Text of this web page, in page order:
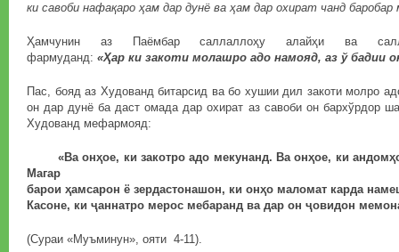
ки савоби нафақаро ҳам дар дунё ва ҳам дар охират чанд баробар
Ҳамчунин аз Паёмбар саллаллоҳу алайҳи ва
фармуданд: «Ҳар ки закоти молашро адо намояд, аз ў бадии
Пас, бояд аз Худованд битарсид ва бо хушии дил закоти молро
он дар дунё ба даст омада дар охират аз савоби он бархўрдор
Худованд мефармояд:
«Ва онҳое, ки закотро адо мекунанд. Ва онҳое, ки андомҳ
Магар
барои ҳамсарон ё зердастонашон, ки онҳо маломат карда
Касоне, ки ҷаннатро мерос мебаранд ва дар он ҷовидон
(Сураи «Муъминун», ояти 4-11).